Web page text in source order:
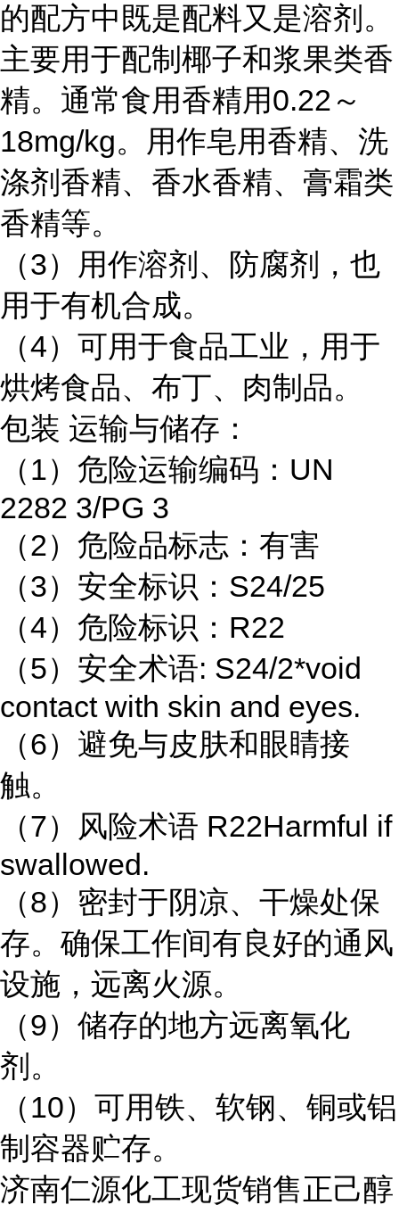
的配方中既是配料又是溶剂。
主要用于配制椰子和浆果类香
精。通常食用香精用0.22～
18mg/kg。用作皂用香精、洗
涤剂香精、香水香精、膏霜类
香精等。
（3）用作溶剂、防腐剂，也
用于有机合成。
（4）可用于食品工业，用于
烘烤食品、布丁、肉制品。
包装 运输与储存：
（1）危险运输编码：UN
2282 3/PG 3
（2）危险品标志：有害
（3）安全标识：S24/25
（4）危险标识：R22
（5）安全术语: S24/2*void
contact with skin and eyes.
（6）避免与皮肤和眼睛接
触。
（7）风险术语 R22Harmful if
swallowed.
（8）密封于阴凉、干燥处保
存。确保工作间有良好的通风
设施，远离火源。
（9）储存的地方远离氧化
剂。
（10）可用铁、软钢、铜或铝
制容器贮存。
济南仁源化工现货销售正己醇